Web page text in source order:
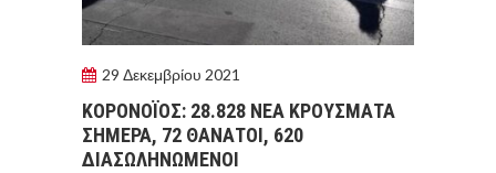
29 Δεκεμβρίου 2021
ΚΟΡΟΝΟΪΟΣ: 28.828 ΝΕΑ ΚΡΟΥΣΜΑΤΑ
ΣΗΜΕΡΑ, 72 ΘΑΝΑΤΟΙ, 620
ΔΙΑΣΩΛΗΝΩΜΕΝΟΙ